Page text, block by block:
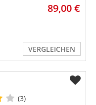
89,00 €
VERGLEICHEN
(3)